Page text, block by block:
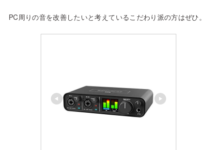
PC周りの音を改善したいと考えているこだわり派の方はぜひ。